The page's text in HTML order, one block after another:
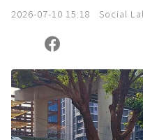
2026-07-10 15:18 Social